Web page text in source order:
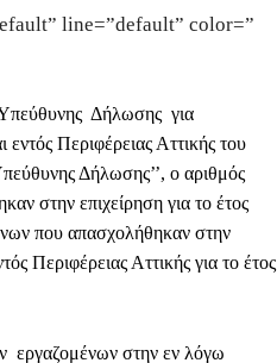
line=”default” color=”
Δήλωσης για
Περιφέρειας Αττικής του
Δήλωσης’’, ο αριθμός
στην επιχείρηση για το έτος
που απασχολήθηκαν στην
Περιφέρειας Αττικής για το έτος
εργαζομένων στην εν λόγω